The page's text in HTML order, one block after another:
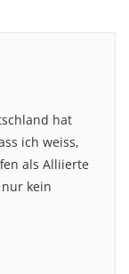
hat
ich weiss,
als Alliierte
kein